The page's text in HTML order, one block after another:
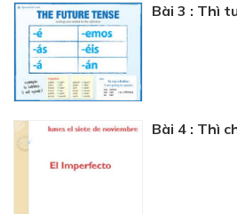
Bài 3 : Thì
Bài 4 : Thì